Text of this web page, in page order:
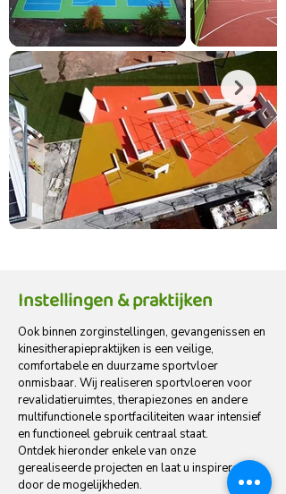
Instellingen & praktijken
Ook binnen zorginstellingen, gevangenissen en
kinesitherapiepraktijken is een veilige,
comfortabele en duurzame sportvloer
onmisbaar. Wij realiseren sportvloeren voor
revalidatieruimtes, therapiezones en andere
multifunctionele sportfaciliteiten waar intensief
en functioneel gebruik centraal staat.
Ontdek hieronder enkele van onze
gerealiseerde projecten en laat u inspireren
door de mogelijkheden.